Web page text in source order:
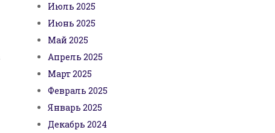
Июль 2025
Июнь 2025
Май 2025
Апрель 2025
Март 2025
Февраль 2025
Январь 2025
Декабрь 2024